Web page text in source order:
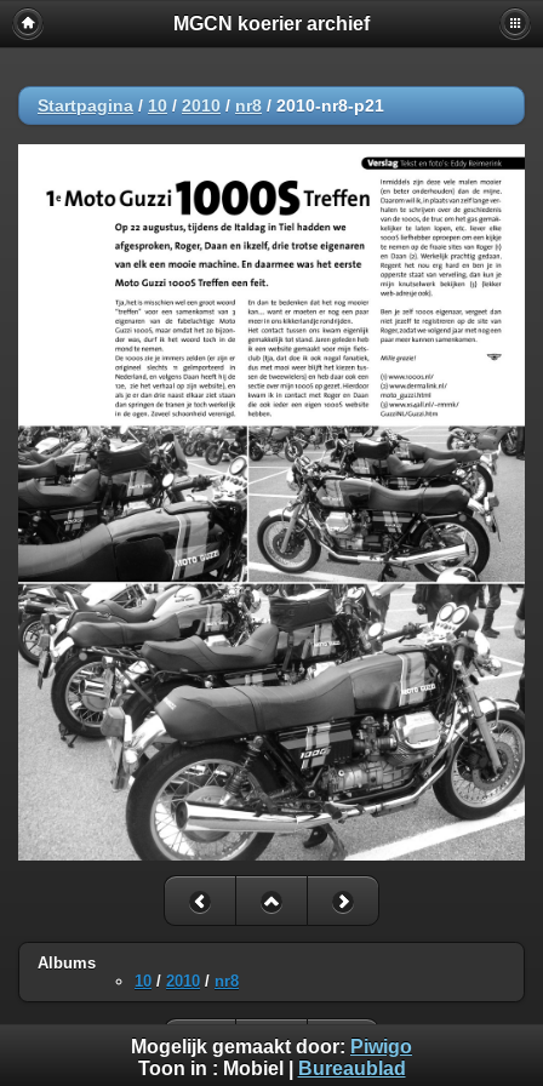
MGCN koerier archief
Startpagina / 10 / 2010 / nr8 / 2010-nr8-p21
Albums
10 / 2010 / nr8
Mogelijk gemaakt door: Piwigo
Toon in : Mobiel Bureaublad